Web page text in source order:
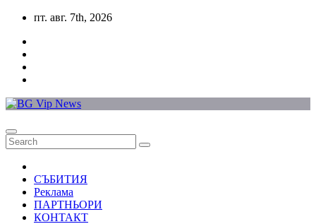
Skip
content
пт. авг. 7th, 2026
СЪБИТИЯ
Реклама
ПАРТНЬОРИ
КОНТАКТ